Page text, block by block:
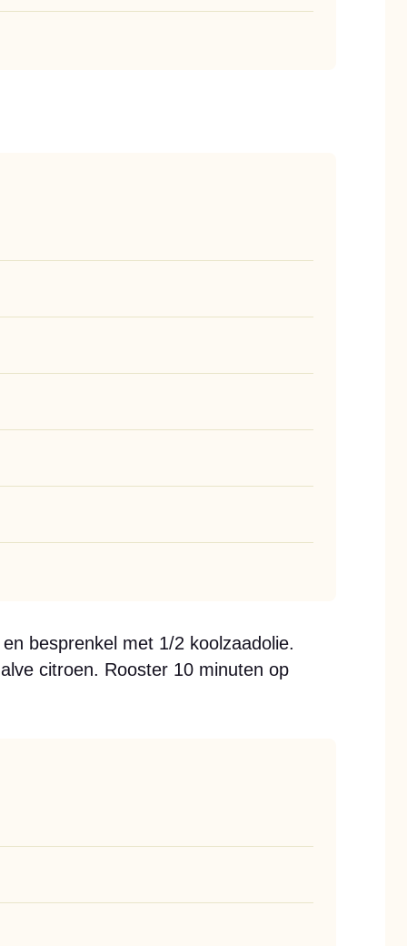
besprenkel met 1/2 koolzaadolie.
citroen. Rooster 10 minuten op